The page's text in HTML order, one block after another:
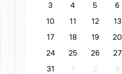
3
4 5 6
10
11 12 13
17
18 19 20
24
25 26 27
31
1 2 3